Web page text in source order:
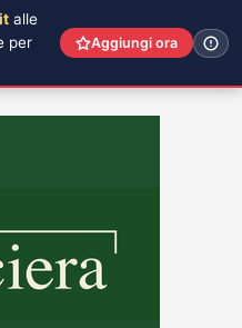
alle
per
Aggiungi ora